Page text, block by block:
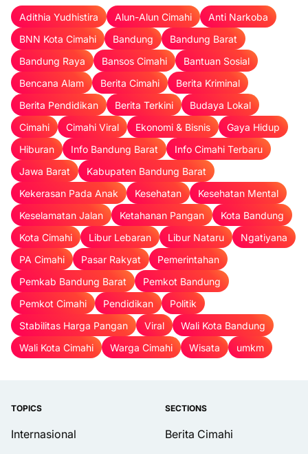
Adithia Yudhistira Alun-Alun Cimahi
Anti Narkoba
BNN Kota Cimahi
Bandung
Bandung Barat
Bandung Raya
Bansos Cimahi
Bantuan Sosial
Bencana Alam
Berita Cimahi
Berita Kriminal
Berita Pendidikan
Berita Terkini
Budaya Lokal
Cimahi
Cimahi Viral Ekonomi & Bisnis
Gaya Hidup
Hiburan
Info Bandung Barat
Info Cimahi Terbaru
Jawa Barat
Kabupaten Bandung Barat
Kekerasan Pada Anak
Kesehatan
Kesehatan Mental
Keselamatan Jalan
Ketahanan Pangan
Kota Bandung
Kota Cimahi
Libur Lebaran Libur Nataru
Ngatiyana
PA Cimahi
Pasar Rakyat
Pemerintahan
Pemkab Bandung Barat
Pemkot Bandung
Pemkot Cimahi
Pendidikan
Politik
Stabilitas Harga Pangan
Viral
Wali Kota Bandung
Wali Kota Cimahi
Warga Cimahi Wisata umkm
TOPICS
Internasional
SECTIONS
Berita Cimahi